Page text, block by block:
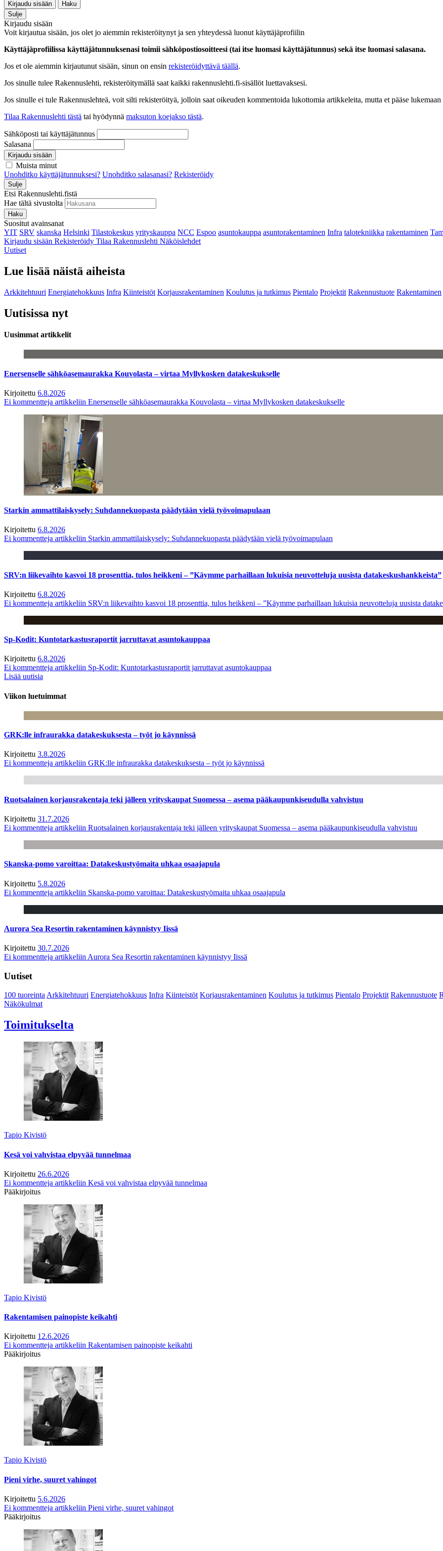
Kirjaudu sisään
Haku
Sulje
Kirjaudu sisään
Voit kirjautua sisään, jos olet jo aiemmin rekisteröitynyt ja sen yhteydessä luonut käyttäjäprofiilin
Käyttäjäprofiilissa käyttäjätunnuksenasi toimii sähköpostiosoitteesi (tai itse luomasi käyttäjätunnus) sekä itse luomasi salasana.
Jos et ole aiemmin kirjautunut sisään, sinun on ensin rekisteröidyttävä täällä.
Jos sinulle tulee Rakennuslehti, rekisteröitymällä saat kaikki rakennuslehti.fi-sisällöt luettavaksesi.
Jos sinulle ei tule Rakennuslehteä, voit silti rekisteröityä, jolloin saat oikeuden kommentoida lukottomia artikkeleita, mutta et pääse
Tilaa Rakennuslehti tästä tai hyödynnä maksuton koejakso tästä.
Sähköposti tai käyttäjätunnus
Salasana
Kirjaudu sisään
Muista minut
Unohditko käyttäjätunnuksesi? Unohditko salasanasi? Rekisteröidy
Sulje
Etsi Rakennuslehti.fistä
Hae tältä sivustolta
Haku
Suositut avainsanat
YIT SRV skanska Helsinki Tilastokeskus yrityskauppa NCC Espoo asuntokauppa asuntorakentaminen Infra talotekniikka rakentaminen
Kirjaudu sisään Rekisteröidy Tilaa Rakennuslehti Näköislehdet
Uutiset
Lue lisää näistä aiheista
Arkkitehtuuri Energiatehokkuus Infra Kiinteistöt Korjausrakentaminen Koulutus ja tutkimus Pientalo Projektit Rakennustuote Rakentaminen
Uutisissa nyt
Uusimmat artikkelit
Enersenselle sähköasemaurakka Kouvolasta – virtaa Myllykosken datakeskukselle
Kirjoitettu 6.8.2026
Ei kommentteja artikkeliin Enersenselle sähköasemaurakka Kouvolasta – virtaa Myllykosken datakeskukselle
Starkin ammattilaiskysely: Suhdannekuopasta päädytään vielä työvoimapulaan
Kirjoitettu 6.8.2026
Ei kommentteja artikkeliin Starkin ammattilaiskysely: Suhdannekuopasta päädytään vielä työvoimapulaan
SRV:n liikevaihto kasvoi 18 prosenttia, tulos heikkeni – ”Käymme parhaillaan lukuisia neuvotteluja uusista datakeskushankkeista”
Kirjoitettu 6.8.2026
Ei kommentteja artikkeliin SRV:n liikevaihto kasvoi 18 prosenttia, tulos heikkeni – ”Käymme parhaillaan lukuisia neuvotteluja uusista
Sp-Kodit: Kuntotarkastusraportit jarruttavat asuntokauppaa
Kirjoitettu 6.8.2026
Ei kommentteja artikkeliin Sp-Kodit: Kuntotarkastusraportit jarruttavat asuntokauppaa
Lisää uutisia
Viikon luetuimmat
GRK:lle infraurakka datakeskuksesta – työt jo käynnissä
Kirjoitettu 3.8.2026
Ei kommentteja artikkeliin GRK:lle infraurakka datakeskuksesta – työt jo käynnissä
Ruotsalainen korjausrakentaja teki jälleen yrityskaupat Suomessa – asema pääkaupunkiseudulla vahvistuu
Kirjoitettu 31.7.2026
Ei kommentteja artikkeliin Ruotsalainen korjausrakentaja teki jälleen yrityskaupat Suomessa – asema pääkaupunkiseudulla vahvistuu
Skanska-pomo varoittaa: Datakeskustyömaita uhkaa osaajapula
Kirjoitettu 5.8.2026
Ei kommentteja artikkeliin Skanska-pomo varoittaa: Datakeskustyömaita uhkaa osaajapula
Aurora Sea Resortin rakentaminen käynnistyy Iissä
Kirjoitettu 30.7.2026
Ei kommentteja artikkeliin Aurora Sea Resortin rakentaminen käynnistyy Iissä
Uutiset
100 tuoreintaArkkitehtuuri Energiatehokkuus Infra Kiinteistöt Korjausrakentaminen Koulutus ja tutkimus Pientalo Projektit Rakennustuote
Näkökulmat
Toimitukselta
Tapio Kivistö
Kesä voi vahvistaa elpyvää tunnelmaa
Kirjoitettu 26.6.2026
Ei kommentteja artikkeliin Kesä voi vahvistaa elpyvää tunnelmaa
Pääkirjoitus
Tapio Kivistö
Rakentamisen painopiste keikahti
Kirjoitettu 12.6.2026
Ei kommentteja artikkeliin Rakentamisen painopiste keikahti
Pääkirjoitus
Tapio Kivistö
Pieni virhe, suuret vahingot
Kirjoitettu 5.6.2026
Ei kommentteja artikkeliin Pieni virhe, suuret vahingot
Pääkirjoitus